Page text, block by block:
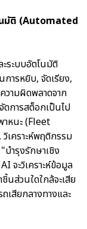
นมัติ (Automated
ระบบอัตโนมัติ
ารหยิบ, จัดเรียง,
วามผิดพลาดจาก
การสต็อกเป็นไป
หนะ (Fleet
เคราะห์พฤติกรรม
ำรุงรักษาเชิง
จะวิเคราะห์ข้อมูล
นส่วนใดใกล้จะเสีย
เสียกลางทางและ